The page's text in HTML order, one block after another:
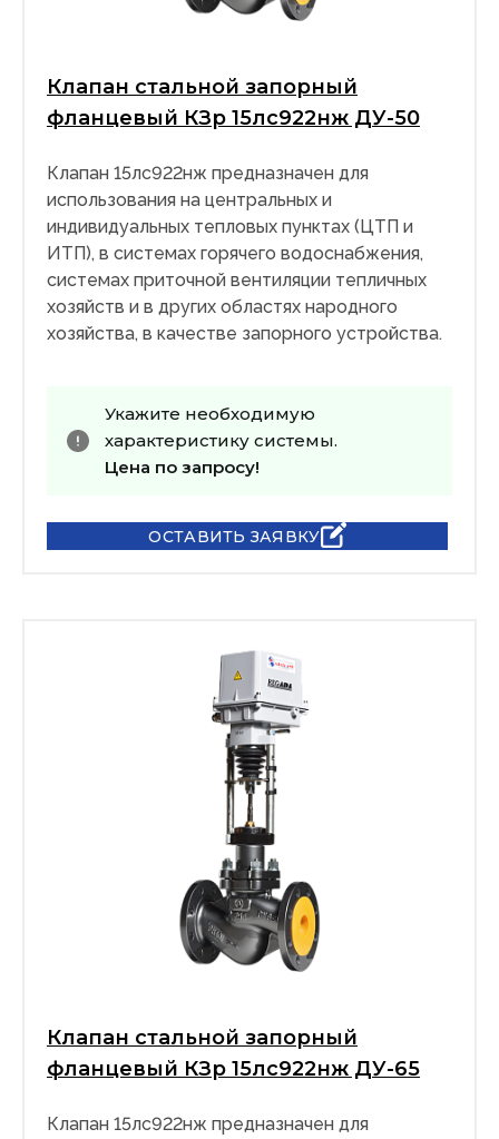
Клапан стальной запорный
фланцевый КЗр 15лс922нж ДУ-50
Клапан 15лс922нж предназначен для
использования на центральных и
индивидуальных тепловых пунктах (ЦТП и
ИТП), в системах горячего водоснабжения,
системах приточной вентиляции тепличных
хозяйств и в других областях народного
хозяйства, в качестве запорного устройства.
Укажите необходимую
характеристику системы.
Цена по запросу!
ОСТАВИТЬ ЗАЯВКУ
Клапан стальной запорный
фланцевый КЗр 15лс922нж ДУ-65
Клапан 15лс922нж предназначен для